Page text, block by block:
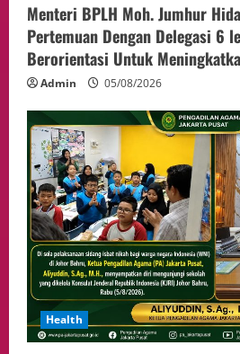
Menteri BPLH Moh. Jumhur
Pertemuan Dengan Delegasi 6
Berorientasi Untuk
Admin 05/08/2026
Health